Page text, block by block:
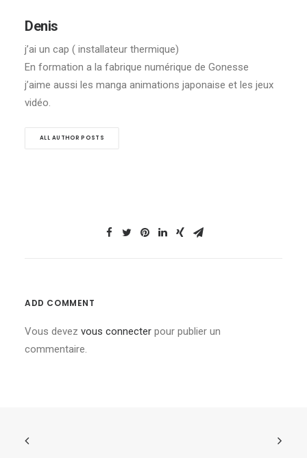
Denis
j’ai un cap ( installateur thermique)
En formation a la fabrique numérique de Gonesse
j’aime aussi les manga animations japonaise et les jeux
vidéo.
ALL AUTHOR POSTS
ADD COMMENT
Vous devez vous connecter pour publier un
commentaire.